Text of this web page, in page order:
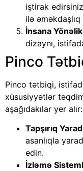
iştirak
ilə
İnsana
dizaynı,
Pinco
Pinco tətbiqi,
xüsusiyyətlər
aşağıdakılar yer alır:
Tapşırıq
asanlıqla
edin.
İzləmə